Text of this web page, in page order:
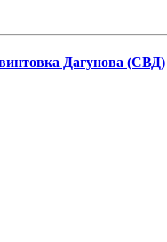
Дагунова (СВД)